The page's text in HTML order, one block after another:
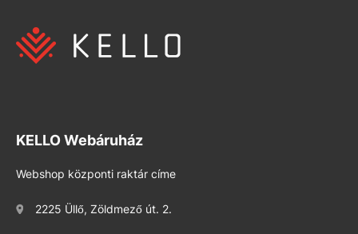
KELLO Webáruház
Webshop központi raktár címe
2225 Üllő, Zöldmező út. 2.